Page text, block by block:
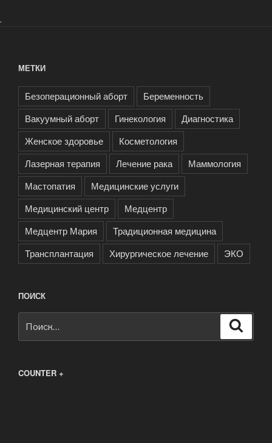
.
МЕТКИ
Безоперационный аборт
Беременность
Вакуумный аборт
Гинекология
Диагностика
Женское здоровье
Косметология
Лазерная терапия
Лечение рака
Маммология
Мастопатия
Медицинские услуги
Медицинский центр
Медцентр
Медцентр Мария
Традиционная медицина
Трансплантация
Хирургическое лечение ЭКО
ПОИСК
COUNTER +